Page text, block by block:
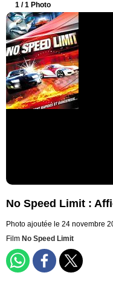
1 / 1 Photo
No Speed Limit :
Photo ajoutée le 24 novembre
Film No Speed Limit